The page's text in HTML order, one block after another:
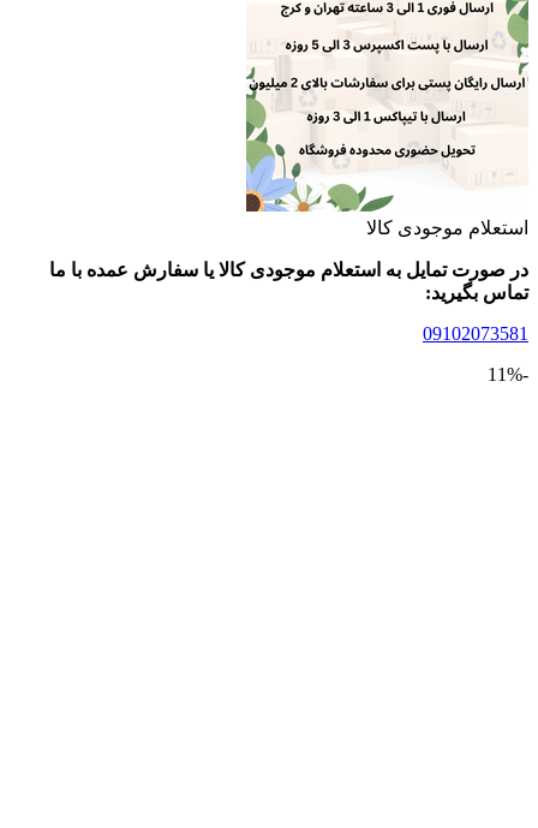
موجودی کالا
تمایل به استعلام موجودی کالا یا سفارش عمده با ما
بگیرید: